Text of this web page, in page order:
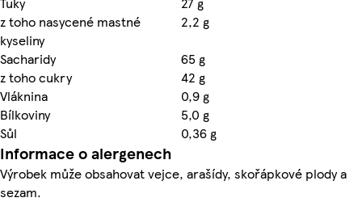
z toho nasycené mastné
kyseliny
2,2 g
Sacharidy
65 g
z toho cukry
42 g
Vláknina
0,9 g
Bílkoviny
5,0 g
Sůl
0,36 g
Informace o alergenech
Výrobek může obsahovat vejce, arašídy, skořápkové plody a
sezam.